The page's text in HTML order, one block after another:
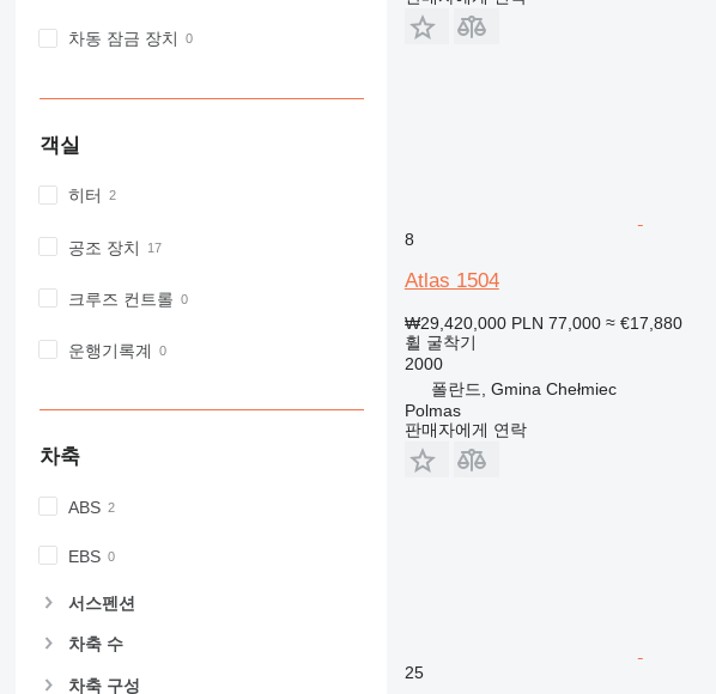
차동 잠금 장치
객실
히터
공조 장치
크루즈 컨트롤
운행기록계
차축
ABS
EBS
서스펜션
차축 수
차축 구성
8
Atlas 1504
₩29,420,000 PLN 77,000 ≈ €17,880
휠 굴착기
2000
폴란드, Gmina Chełmiec
Polmas
판매자에게 연락
25